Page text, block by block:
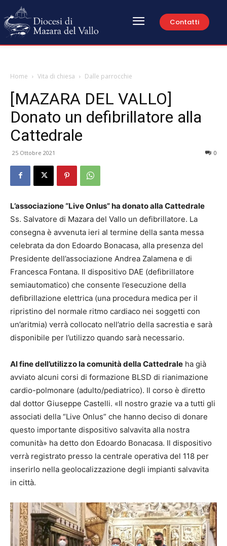
Contatti
Home Vita di chiesa Dalle parrocchie
[MAZARA DEL VALLO]
Donato un defibrillatore alla
Cattedrale
25 Ottobre 2021 0
L’associazione “Live Onlus” ha donato alla Cattedrale
Ss. Salvatore di Mazara del Vallo un defibrillatore. La
consegna è avvenuta ieri al termine della santa messa
celebrata da don Edoardo Bonacasa, alla presenza del
Presidente dell’associazione Andrea Zalamena e di
Francesca Fontana. Il dispositivo DAE (defibrillatore
semiautomatico) che consente l’esecuzione della
defibrillazione elettrica (una procedura medica per il
ripristino del normale ritmo cardiaco nei soggetti con
un’aritmia) verrà collocato nell’atrio della sacrestia e sarà
disponibile per l’utilizzo quando sarà necessario.
Al fine dell’utilizzo la comunità della Cattedrale ha già
avviato alcuni corsi di formazione BLSD di rianimazione
cardio-polmonare (adulto/pediatrico). Il corso è diretto
dal dottor Giuseppe Castelli. «Il nostro grazie va a tutti gli
associati della “Live Onlus” che hanno deciso di donare
questo importante dispositivo salvavita alla nostra
comunità» ha detto don Edoardo Bonacasa. Il dispositivo
verrà registrato presso la centrale operativa del 118 per
inserirlo nella geolocalizzazione degli impianti salvavita
in città.